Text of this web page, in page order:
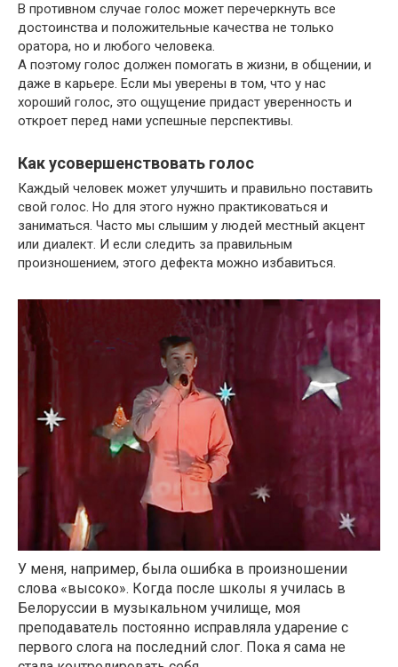
В противном случае голос может перечеркнуть все
достоинства и положительные качества не только
оратора, но и любого человека.
А поэтому голос должен помогать в жизни, в общении, и
даже в карьере. Если мы уверены в том, что у нас
хороший голос, это ощущение придаст уверенность и
откроет перед нами успешные перспективы.
Как усовершенствовать голос
Каждый человек может улучшить и правильно поставить
свой голос. Но для этого нужно практиковаться и
заниматься. Часто мы слышим у людей местный акцент
или диалект. И если следить за правильным
произношением, этого дефекта можно избавиться.
У меня, например, была ошибка в произношении
слова «высоко». Когда после школы я училась в
Белоруссии в музыкальном училище, моя
преподаватель постоянно исправляла ударение с
первого слога на последний слог. Пока я сама не